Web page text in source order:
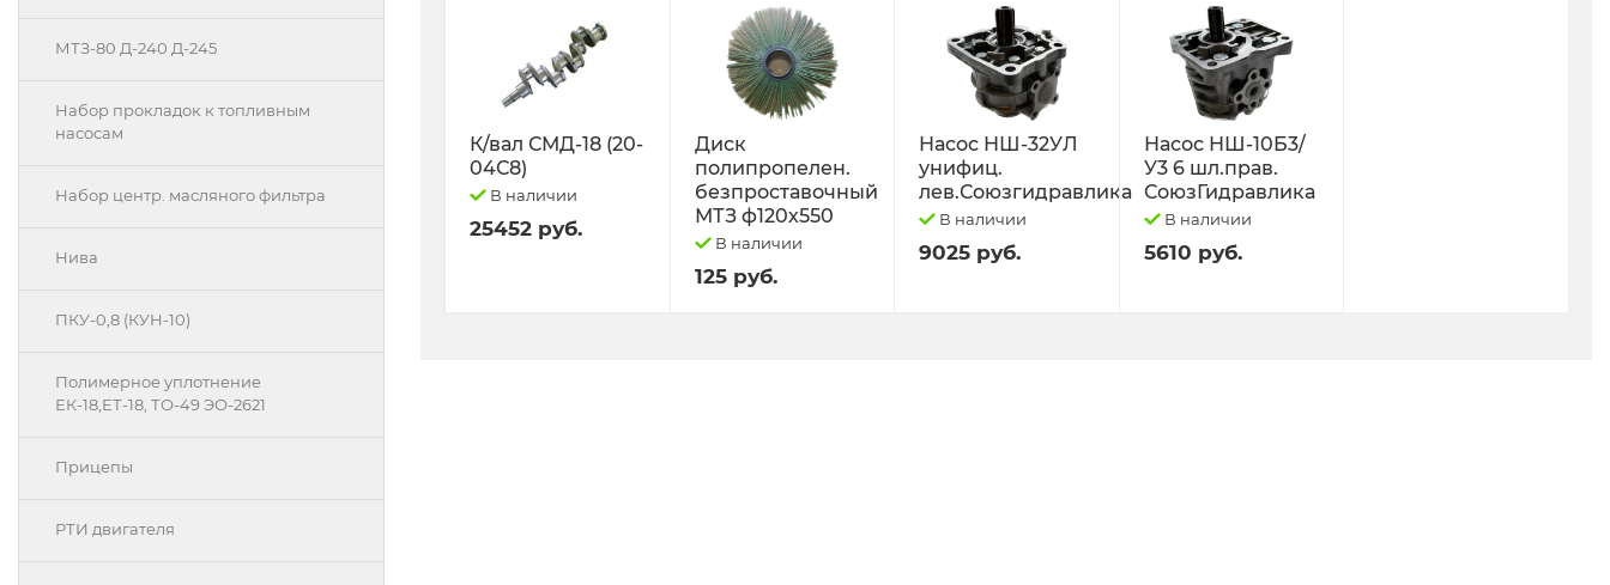
МТЗ-80 Д-240 Д-245
Набор прокладок к топливным
насосам
Набор центр. масляного фильтра
Нива
ПКУ-0,8 (КУН-10)
Полимерное уплотнение
ЕК-18,ЕТ-18, ТО-49 ЭО-2621
Прицепы
РТИ двигателя
К/вал СМД-18 (20-
04С8)
В наличии
25452 руб.
Диск
полипропелен.
безпроставочный
МТЗ ф120х550
В наличии
125 руб.
Насос НШ-32УЛ
унифиц.
лев.Союзгидравлика
В наличии
9025 руб.
Насос НШ-10Б3/
У3 6 шл.прав.
СоюзГидравлика
В наличии
5610 руб.